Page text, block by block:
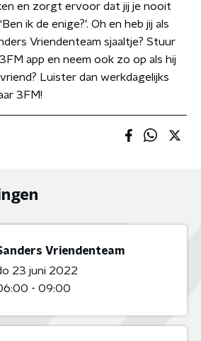
en zorgt ervoor dat jij je nooit
ik de enige?’. Oh en heb jij als
Vriendenteam sjaaltje? Stuur
3FM app en neem ook zo op als hij
Luister dan werkdagelijks
3FM!
Vriendenteam
23 juni 2022
- 09:00